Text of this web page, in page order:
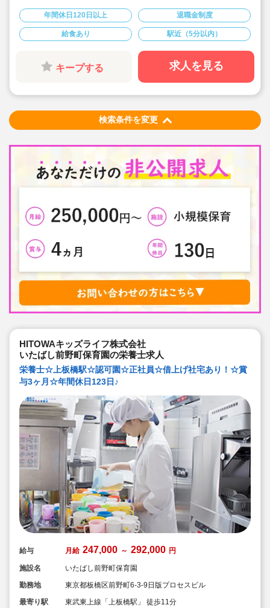
てがつきます！
◇年間休日123日！有給は入社地点で3日、半年後に10日
付与！特別休暇も年5日もらえるので、プライベートも大
切にしながら働けます♪
◇祝い金や表彰、休暇制度など、福利厚生が充実した法
◇ライフワークバランスを考慮し、職員がのびのびと働
ける環境を整えています♪
もお気軽にエントリーください！
年間休日120日以上 退職金制度
給食あり 駅近（5分以内）
キープする 求人を見る
検索条件を変更
HITOWAキッズライフ株式会社
いたばし前野町保育園の栄養士求人
栄養士☆上板橋駅☆認可園☆正社員☆借上げ社宅あり！☆賞
与3ヶ月☆年間休日123日♪
給与 月給 247,000 ～ 292,000 円
施設名
いたばし前野町保育園
勤務地
東京都板橋区前野町6-3-9日版プロセスビル
最寄り駅
東武東上線「上板橋駅」 徒歩11分